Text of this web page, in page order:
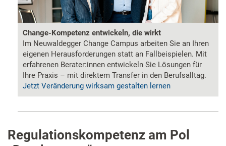
Change-Kompetenz entwickeln, die wirkt
Im Neuwaldegger Change Campus arbeiten Sie an Ihren
eigenen Herausforderungen statt an Fallbeispielen. Mit
erfahrenen Berater:innen entwickeln Sie Lösungen für
Ihre Praxis – mit direktem Transfer in den Berufsalltag.
Jetzt Veränderung wirksam gestalten lernen
Regulationskompetenz am Pol